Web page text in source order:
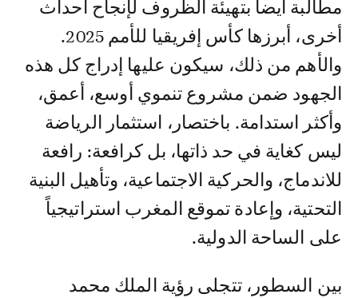
مطالبة أيضا بتهيئة الظروف لإنجاح أحداث
أخرى، أبرزها كأس إفريقيا للأمم 2025.
والأهم من ذلك، سيكون عليها إدراج كل هذه
الجهود ضمن مشروع تنموي أوسع، أعمق،
وأكثر استدامة. باختصار، استثمار الرياضة
ليس كغاية في حد ذاتها، بل كرافعة: رافعة
للاندماج، والحركية الاجتماعية، وتأهيل البنية
التحتية، وإعادة تموقع المغرب استراتيجياً
على الساحة الدولية.
بين السطور، تتجلى رؤية الملك محمد